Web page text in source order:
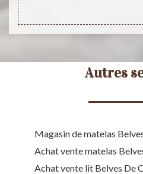
Autres
Magasin de matelas
Achat vente matelas
Achat vente lit Belves De